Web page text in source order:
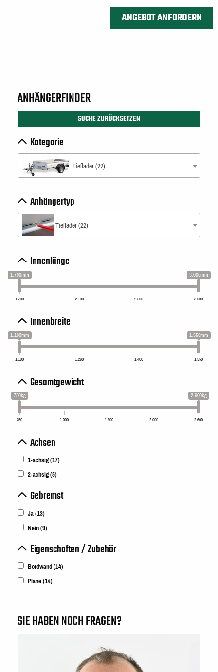
ANHÄNGERFINDER
SUCHE ZURÜCKSETZEN
Kategorie
Tieflader (22)
Anhängertyp
Tieflader (22)
Innenlänge
1.700mm 3.000mm
1.700 2.100 2.500 3.000
Innenbreite
1.100mm 1.550mm
1.100 1.260 1.400 1.550
Gesamtgewicht
750kg 2.600kg
750 1.000 1.300 2.000 2.600
Achsen
1-achsig(17)
2-achsig(5)
Gebremst
Ja(13)
Nein(9)
Eigenschaften / Zubehör
Bordwand(14)
Plane(14)
SIE HABEN NOCH FRAGEN?